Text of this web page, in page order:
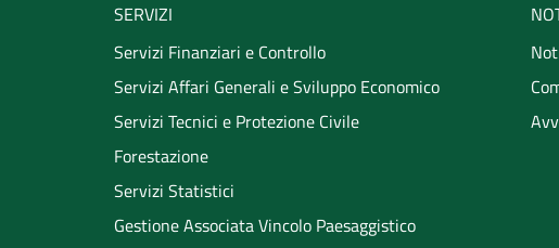
SERVIZI
Servizi Finanziari e Controllo
Servizi Affari Generali e Sviluppo Economico
Servizi Tecnici e Protezione Civile
Forestazione
Servizi Statistici
Gestione Associata Vincolo Paesaggistico